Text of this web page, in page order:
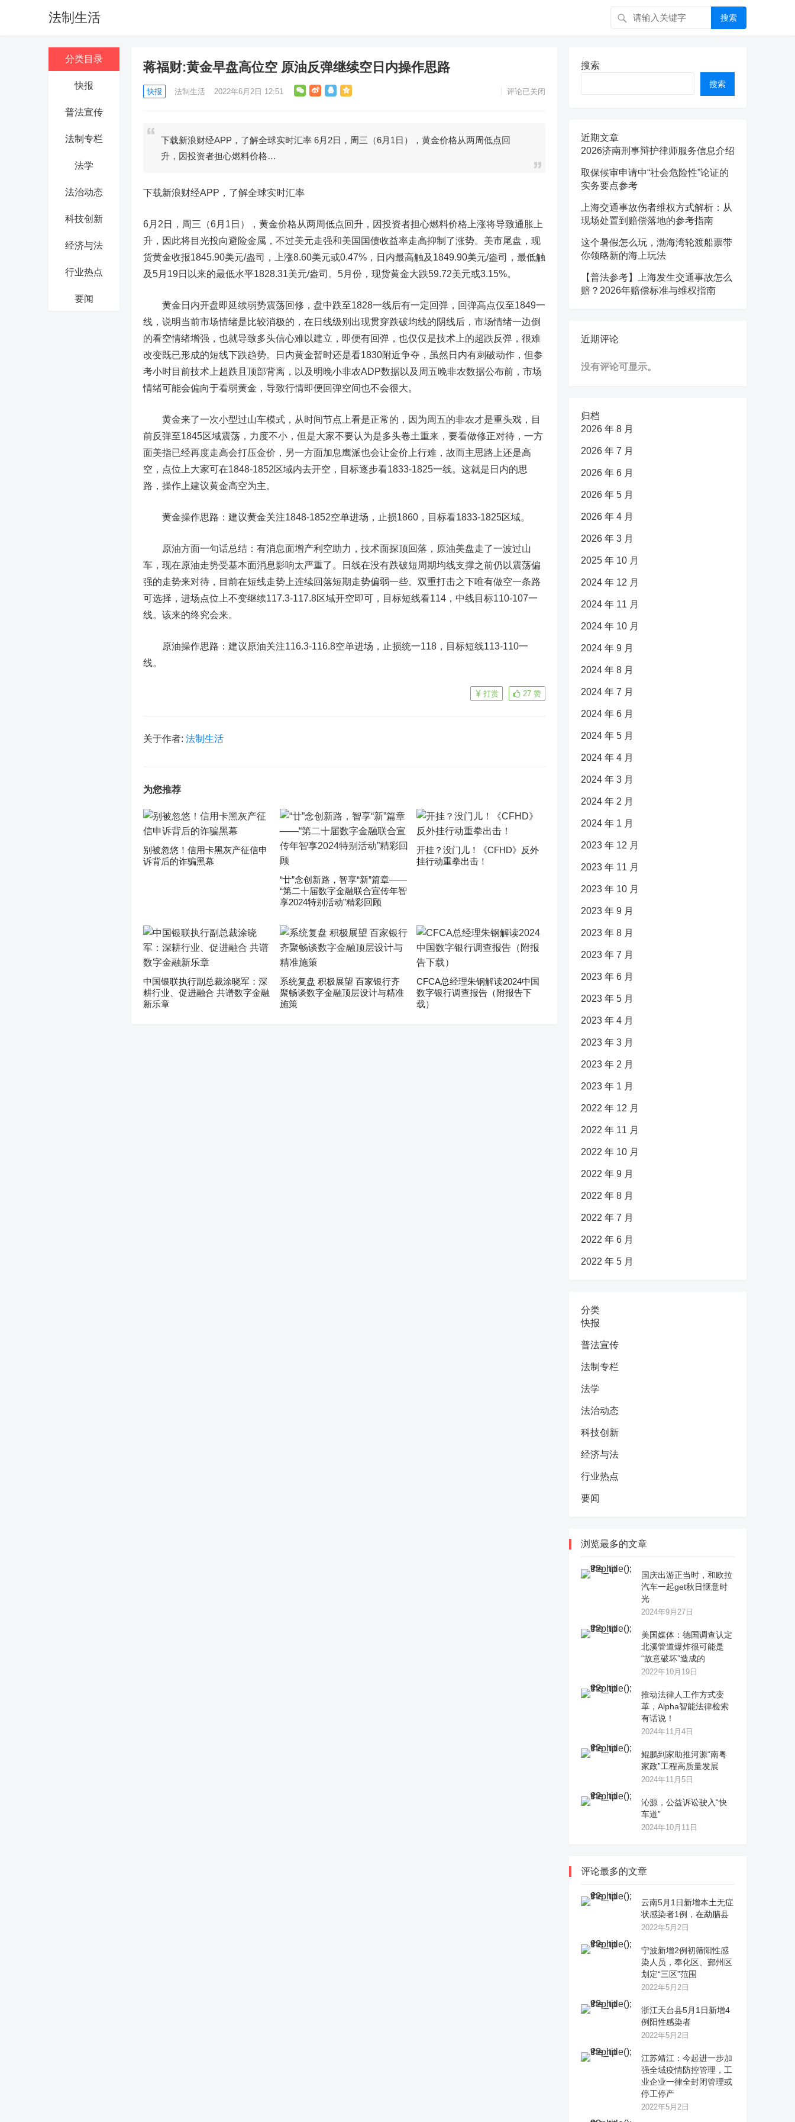
法制生活 搜索
分类目录
快报
普法宣传
法制专栏
法学
法治动态
科技创新
经济与法
行业热点
要闻
蒋福财:黄金早盘高位空 原油反弹继续空日内操作思路
快报 法制生活 2022年6月2日 12:51 评论已关闭
下载新浪财经APP，了解全球实时汇率 6月2日，周三（6月1日），黄金价格从两周低点回
升，因投资者担心燃料价格…
下载新浪财经APP，了解全球实时汇率
6月2日，周三（6月1日），黄金价格从两周低点回升，因投资者担心燃料价格上涨将导致通胀上
升，因此将目光投向避险金属，不过美元走强和美国国债收益率走高抑制了涨势。美市尾盘，现
货黄金收报1845.90美元/盎司，上涨8.60美元或0.47%，日内最高触及1849.90美元/盎司，最低触
及5月19日以来的最低水平1828.31美元/盎司。5月份，现货黄金大跌59.72美元或3.15%。
黄金日内开盘即延续弱势震荡回修，盘中跌至1828一线后有一定回弹，回弹高点仅至1849一
线，说明当前市场情绪是比较消极的，在日线级别出现贯穿跌破均线的阴线后，市场情绪一边倒
的看空情绪增强，也就导致多头信心难以建立，即便有回弹，也仅仅是技术上的超跌反弹，很难
改变既已形成的短线下跌趋势。日内黄金暂时还是看1830附近争夺，虽然日内有刺破动作，但参
考小时目前技术上超跌且顶部背离，以及明晚小非农ADP数据以及周五晚非农数据公布前，市场
情绪可能会偏向于看弱黄金，导致行情即便回弹空间也不会很大。
黄金来了一次小型过山车模式，从时间节点上看是正常的，因为周五的非农才是重头戏，目
前反弹至1845区域震荡，力度不小，但是大家不要认为是多头卷土重来，要看做修正对待，一方
面美指已经再度走高会打压金价，另一方面加息鹰派也会让金价上行难，故而主思路上还是高
空，点位上大家可在1848-1852区域内去开空，目标逐步看1833-1825一线。这就是日内的思
路，操作上建议黄金高空为主。
黄金操作思路：建议黄金关注1848-1852空单进场，止损1860，目标看1833-1825区域。
原油方面一句话总结：有消息面增产利空助力，技术面探顶回落，原油美盘走了一波过山
车，现在原油走势受基本面消息影响太严重了。日线在没有跌破短周期均线支撑之前仍以震荡偏
强的走势来对待，目前在短线走势上连续回落短期走势偏弱一些。双重打击之下唯有做空一条路
可选择，进场点位上不变继续117.3-117.8区域开空即可，目标短线看114，中线目标110-107一
线。该来的终究会来。
原油操作思路：建议原油关注116.3-116.8空单进场，止损统一118，目标短线113-110一
线。
27 赞
打赏
关于作者: 法制生活
为您推荐
别被忽悠！信用卡黑灰产征信申
诉背后的诈骗黑幕
“廿”念创新路，智享“新”篇章——
“第二十届数字金融联合宣传年智
享2024特别活动”精彩回顾
开挂？没门儿！《CFHD》反外
挂行动重拳出击！
中国银联执行副总裁涂晓军：深
耕行业、促进融合 共谱数字金融
新乐章
系统复盘 积极展望 百家银行齐
聚畅谈数字金融顶层设计与精准
施策
CFCA总经理朱钢解读2024中国
数字银行调查报告（附报告下
载）
搜索
搜索
近期文章
2026济南刑事辩护律师服务信息介绍
取保候审申请中“社会危险性”论证的
实务要点参考
上海交通事故伤者维权方式解析：从
现场处置到赔偿落地的参考指南
这个暑假怎么玩，渤海湾轮渡船票带
你领略新的海上玩法
【普法参考】上海发生交通事故怎么
赔？2026年赔偿标准与维权指南
近期评论
没有评论可显示。
归档
2026 年 8 月
2026 年 7 月
2026 年 6 月
2026 年 5 月
2026 年 4 月
2026 年 3 月
2025 年 10 月
2024 年 12 月
2024 年 11 月
2024 年 10 月
2024 年 9 月
2024 年 8 月
2024 年 7 月
2024 年 6 月
2024 年 5 月
2024 年 4 月
2024 年 3 月
2024 年 2 月
2024 年 1 月
2023 年 12 月
2023 年 11 月
2023 年 10 月
2023 年 9 月
2023 年 8 月
2023 年 7 月
2023 年 6 月
2023 年 5 月
2023 年 4 月
2023 年 3 月
2023 年 2 月
2023 年 1 月
2022 年 12 月
2022 年 11 月
2022 年 10 月
2022 年 9 月
2022 年 8 月
2022 年 7 月
2022 年 6 月
2022 年 5 月
分类
快报
普法宣传
法制专栏
法学
法治动态
科技创新
经济与法
行业热点
要闻
浏览最多的文章
国庆出游正当时，和欧拉
汽车一起get秋日惬意时
光
2024年9月27日
美国媒体：德国调查认定
北溪管道爆炸很可能是
“故意破坏”造成的
2022年10月19日
推动法律人工作方式变
革，Alpha智能法律检索
有话说！
2024年11月4日
鲲鹏到家助推河源“南粤
家政”工程高质量发展
2024年11月5日
沁源，公益诉讼驶入“快
车道”
2024年10月11日
评论最多的文章
云南5月1日新增本土无症
状感染者1例，在勐腊县
2022年5月2日
宁波新增2例初筛阳性感
染人员，奉化区、鄞州区
划定“三区”范围
2022年5月2日
浙江天台县5月1日新增4
例阳性感染者
2022年5月2日
江苏靖江：今起进一步加
强全域疫情防控管理，工
业企业一律全封闭管理或
停工停产
2022年5月2日